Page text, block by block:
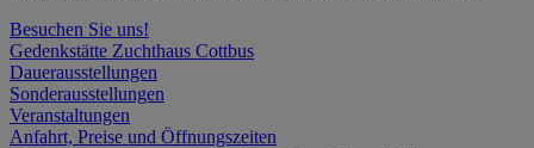
Besuchen Sie uns!
Gedenkstätte Zuchthaus Cottbus
Dauerausstellungen
Sonderausstellungen
Veranstaltungen
Anfahrt, Preise und Öffnungszeiten